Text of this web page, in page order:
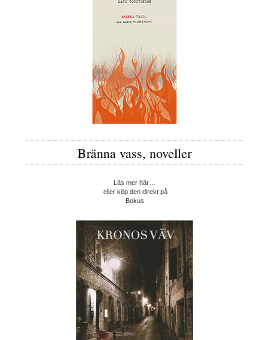
Bränna vass, noveller
Läs mer här…
eller köp den direkt på
Bokus